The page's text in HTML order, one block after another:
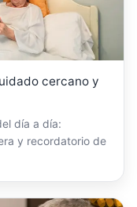
cercano y
día a día:
y recordatorio de